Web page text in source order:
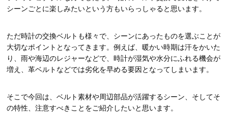
シーンごとに楽しみたいという方もいらっしゃると思います。
ただ時計の交換ベルトも様々で、シーンにあったものを選ぶことが
大切なポイントとなってきます。例えば、暖かい時期は汗をかいた
り、雨や海辺のレジャーなどで、時計が湿気や水分にふれる機会が
増え、革ベルトなどでは劣化を早める要因となってしまいます。
そこで今回は、ベルト素材や周辺部品が活躍するシーン、そしてそ
の特性、注意すべきことをご紹介したいと思います。